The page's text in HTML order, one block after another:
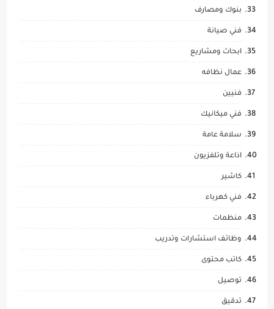
بنوك ومصارف
فني صيانة
ابحاث ومشاريع
عمال نظافه
فنيين
فني ميكانيك
سلامة عامة
اذاعة وتلفزيون
كاشير
فني كهرباء
منظمات
وظائف استشارات وتدريب
كاتب محتوى
توصيل
تدقيق